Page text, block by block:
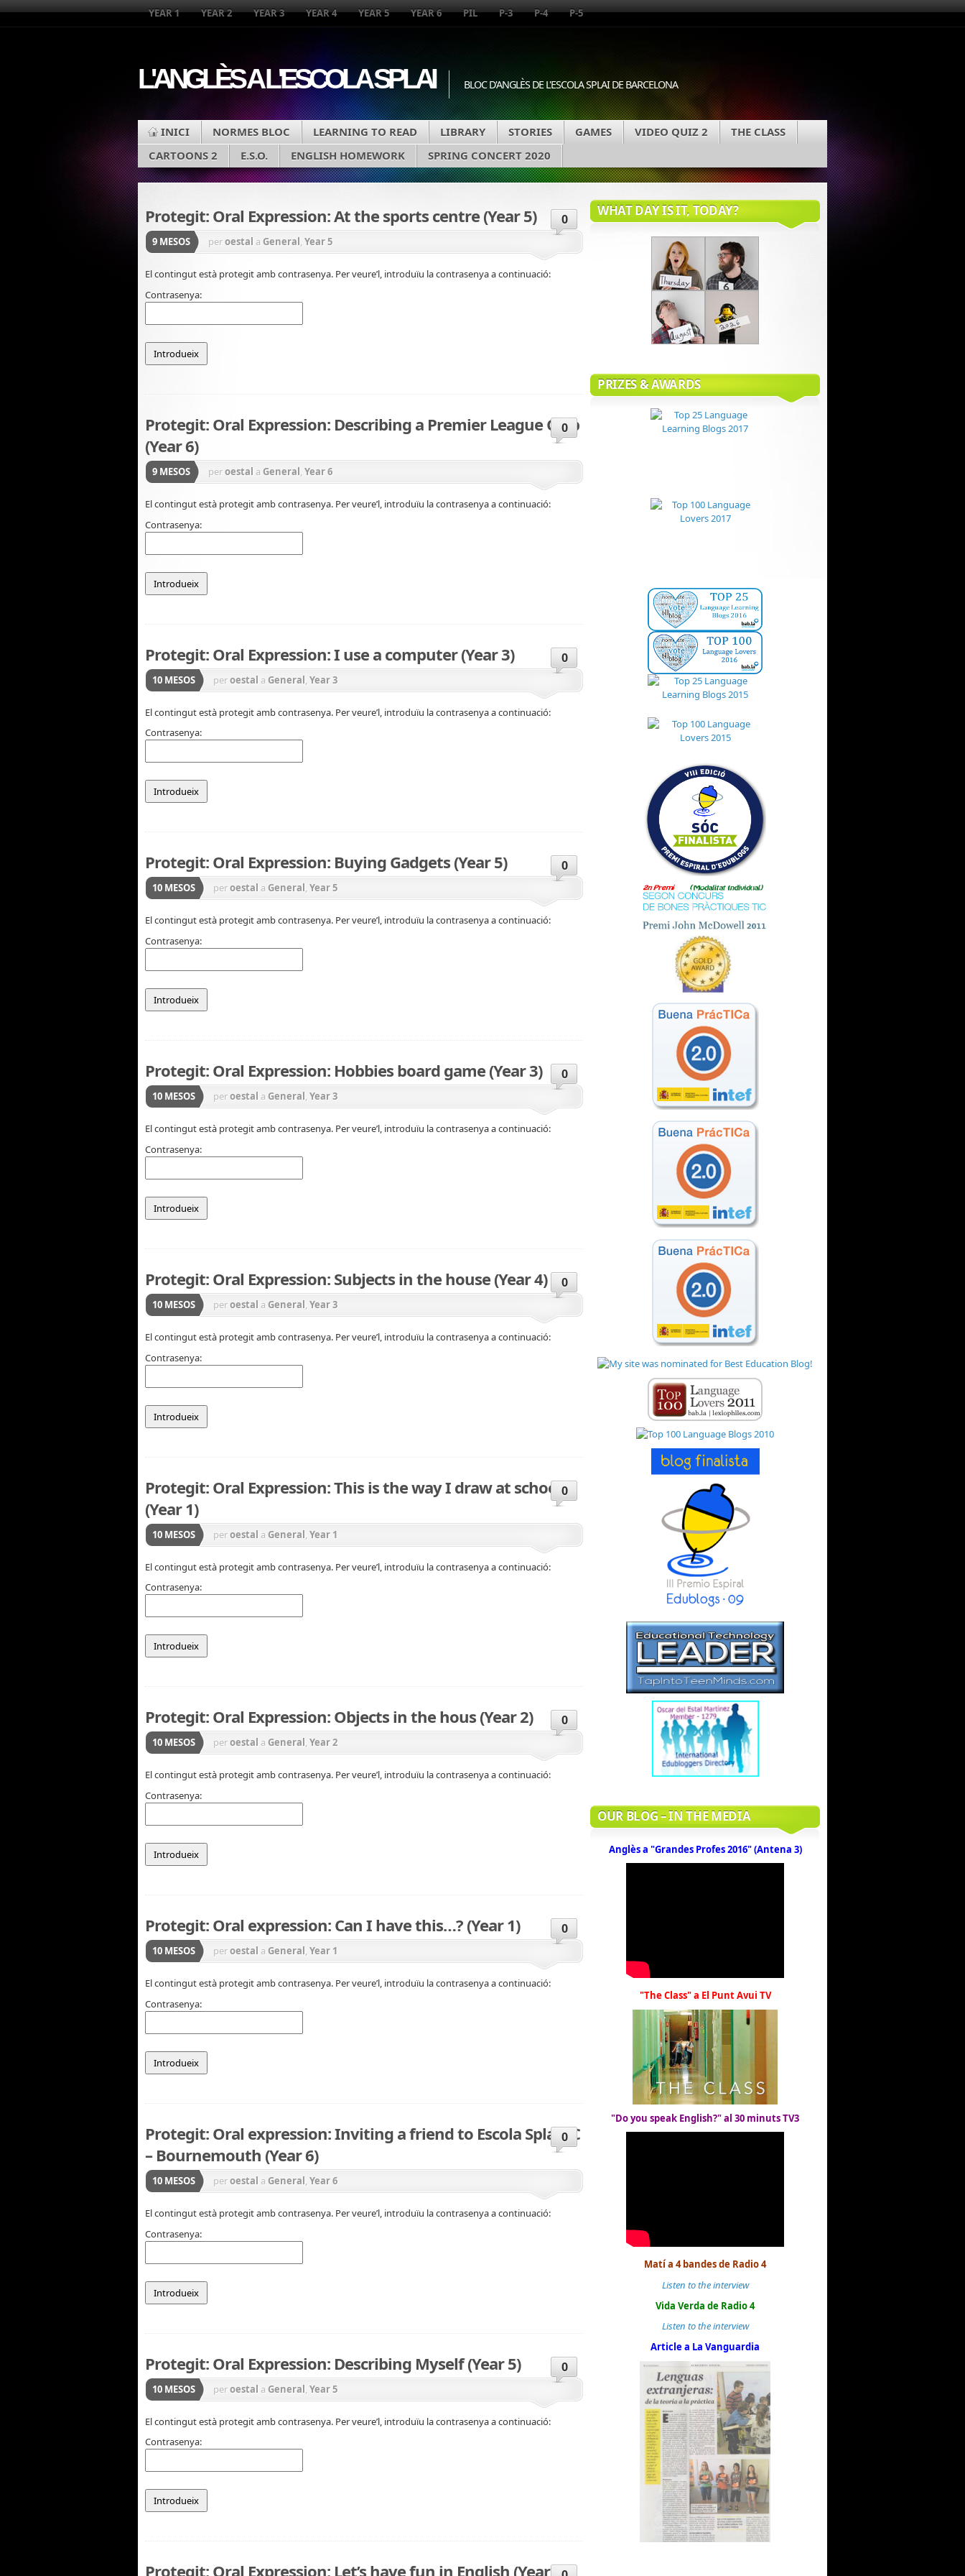
YEAR 1 YEAR 2 YEAR 3 YEAR 4 YEAR 5 YEAR 6 PIL P-3 P-4 P-5
L'ANGLÈS A L'ESCOLA SPLAI BLOC D'ANGLÈS DE L'ESCOLA SPLAI DE BARCELONA
INICI NORMES BLOC LEARNING TO READ LIBRARY STORIES GAMES VIDEO QUIZ 2
THE CLASS
CARTOONS 2
E.S.O. ENGLISH HOMEWORK SPRING CONCERT 2020
Protegit: Oral Expression: At the sports centre (Year 5) 0
9 MESOS peroestal a General, Year 5
El contingut està protegit amb contrasenya. Per veure’l, introduïu la contrasenya a continuació:
Contrasenya:
Protegit: Oral Expression: Describing a Premier League Club
(Year 6)
0
9 MESOS peroestal a General, Year 6
El contingut està protegit amb contrasenya. Per veure’l, introduïu la contrasenya a continuació:
Contrasenya:
Protegit: Oral Expression: I use a computer (Year 3) 0
10 MESOS peroestal a General Year 3
El contingut està protegit amb contrasenya. Per veure’l, introduïu la contrasenya a continuació:
Contrasenya:
Protegit: Oral Expression: Buying Gadgets (Year 5) 0
10 MESOS peroestal a General, Year 5
El contingut està protegit amb contrasenya. Per veure’l, introduïu la contrasenya a continuació:
Contrasenya:
Protegit: Oral Expression: Hobbies board game (Year 3) 0
10 MESOS peroestal a General, Year 3
El contingut està protegit amb contrasenya. Per veure’l, introduïu la contrasenya a continuació:
Contrasenya:
Protegit: Oral Expression: Subjects in the house (Year 4) 0
10 MESOS peroestal a General, Year 3
El contingut està protegit amb contrasenya. Per veure’l, introduïu la contrasenya a continuació:
Contrasenya:
Protegit: Oral Expression: This is the way I draw at school
(Year 1)
0
10 MESOS peroestal a General Year 1
El contingut està protegit amb contrasenya. Per veure’l, introduïu la contrasenya a continuació:
Contrasenya:
Protegit: Oral Expression: Objects in the hous (Year 2) 0
10 MESOS peroestal a General, Year 2
El contingut està protegit amb contrasenya. Per veure’l, introduïu la contrasenya a continuació:
Contrasenya:
Protegit: Oral expression: Can I have this…? (Year 1) 0
10 MESOS peroestal a General, Year 1
El contingut està protegit amb contrasenya. Per veure’l, introduïu la contrasenya a continuació:
Contrasenya:
Protegit: Oral expression: Inviting a friend to Escola Splai FC
– Bournemouth (Year 6)
0
10 MESOS peroestal a General, Year 6
El contingut està protegit amb contrasenya. Per veure’l, introduïu la contrasenya a continuació:
Contrasenya:
Protegit: Oral Expression: Describing Myself (Year 5) 0
10 MESOS peroestal a General Year 5
El contingut està protegit amb contrasenya. Per veure’l, introduïu la contrasenya a continuació:
Contrasenya:
Protegit: Oral Expression: Let’s have fun in English (Year 2)
WHAT DAY IS IT, TODAY?
PRIZES & AWARDS
OUR BLOG – IN THE MEDIA
Anglès a "Grandes Profes 2016" (Antena 3)
"The Class" a El Punt Avui TV
"Do you speak English?" al 30 minuts TV3
Matí a 4 bandes de Radio 4
Listen to the interview
Vida Verda de Radio 4
Listen to the interview
Article a La Vanguardia